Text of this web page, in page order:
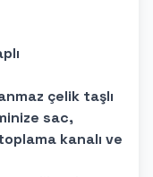
çelik taşlı
sac,
kanalı ve